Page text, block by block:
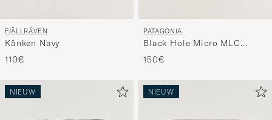
FJÄLLRÄVEN
Kånken Navy
110€
PATAGONIA
Black Hole Micro MLC
Cinnamon Brown
150€
NIEUW NIEUW